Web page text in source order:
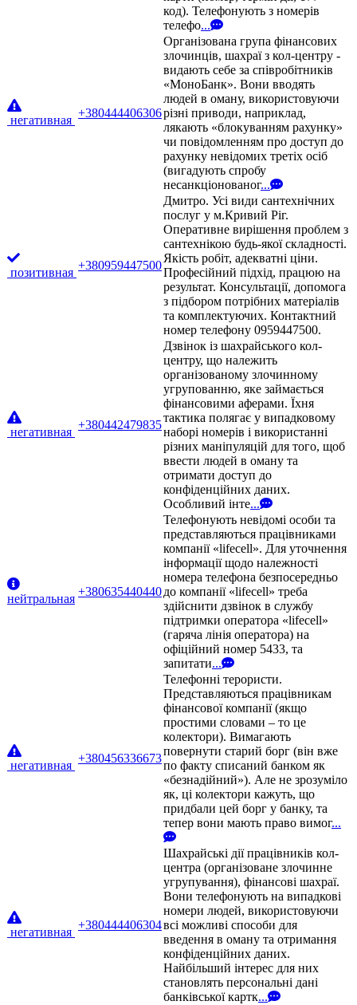
код). Телефонують з номерів
телефо...
негативная
+380444406306
Організована група фінансових
злочинців, шахраї з кол-центру -
видають себе за співробітників
«МоноБанк». Вони вводять
людей в оману, використовуючи
різні приводи, наприклад,
лякають «блокуванням рахунку»
чи повідомленням про доступ до
рахунку невідомих третіх осіб
(вигадують спробу
несанкціонованог...
позитивная
+380959447500
Дмитро. Усі види сантехнічних
послуг у м.Кривий Ріг.
Оперативне вирішення проблем з
сантехнікою будь-якої складності.
Якість робіт, адекватні ціни.
Професійний підхід, працюю на
результат. Консультації, допомога
з підбором потрібних матеріалів
та комплектуючих. Контактний
номер телефону 0959447500.
негативная
+380442479835
Дзвінок із шахрайського кол-
центру, що належить
організованому злочинному
угрупованню, яке займається
фінансовими аферами. Їхня
тактика полягає у випадковому
наборі номерів і використанні
різних маніпуляцій для того, щоб
ввести людей в оману та
отримати доступ до
конфіденційних даних.
Особливий інте...
нейтральная
+380635440440
Телефонують невідомі особи та
представляються працівниками
компанії «lifecell». Для уточнення
інформації щодо належності
номера телефона безпосередньо
до компанії «lifecell» треба
здійснити дзвінок в службу
підтримки оператора «lifecell»
(гаряча лінія оператора) на
офіційний номер 5433, та
запитати...
негативная
+380456336673
Телефонні терористи.
Представляються працівникам
фінансової компанії (якщо
простими словами – то це
колектори). Вимагають
повернути старий борг (він вже
по факту списаний банком як
«безнадійний»). Але не зрозуміло
як, ці колектори кажуть, що
придбали цей борг у банку, та
тепер вони мають право вимог...
негативная
+380444406304
Шахрайські дії працівників кол-
центра (організоване злочинне
угрупування), фінансові шахраї.
Вони телефонують на випадкові
номери людей, використовуючи
всі можливі способи для
введення в оману та отримання
конфіденційних даних.
Найбільший інтерес для них
становлять персональні дані
банківської картк...